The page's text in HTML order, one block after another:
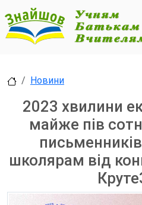
Новини
2023 хвилини
майже пів
школярам від